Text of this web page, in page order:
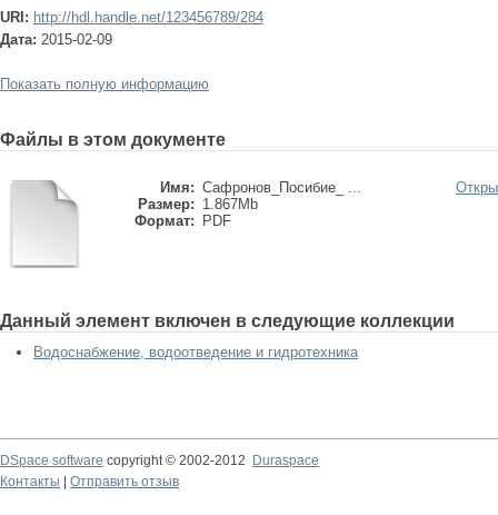
URI: http://hdl.handle.net/123456789/284
Дата: 2015-02-09
Показать полную информацию
Файлы в этом документе
Имя: Сафронов_Посибие_ ...
Размер: 1.867Mb
Формат:
PDF
Данный элемент включен в следующие коллекции
Водоснабжение, водоотведение и гидротехника
DSpace software copyright © 2002-2012
Duraspace
Контакты
Отправить отзыв